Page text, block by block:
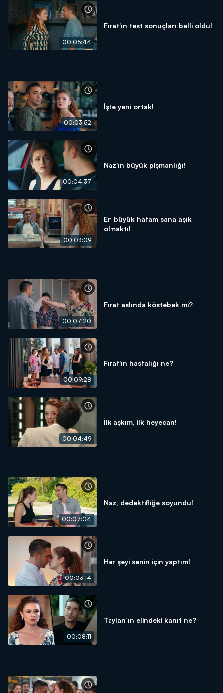
00:05:44
Fırat'ın test sonuçları belli oldu!
00:03:52
İşte yeni ortak!
00:04:37
Naz'ın büyük pişmanlığı!
00:03:09
En büyük hatam sana aşık
olmaktı!
00:07:20
Fırat aslında köstebek mi?
00:09:28
Fırat'ın hastalığı ne?
00:04:49
İlk aşkım, ilk heyecan!
00:07:04
Naz, dedektifliğe soyundu!
00:03:14
Her şeyi senin için yaptım!
00:08:11
Taylan’ın elindeki kanıt ne?